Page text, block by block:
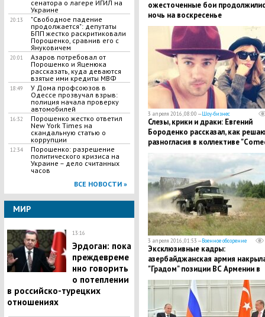
сенатора о лагере ИГИЛ на
Украине
20:13
"Свободное падение
продолжается": депутаты
БПП жестко раскритиковали
Порошенко, сравнив его с
Януковичем
20:01
Азаров потребовал от
Порошенко и Яценюка
рассказать, куда деваются
взятые ими кредиты МВФ
18:49
У Дома профсоюзов в
Одессе прозвучал взрыв:
полиция начала проверку
автомобилей
16:32
Порошенко жестко ответил
New York Times на
скандальную статью о
коррупции
12:34
Порошенко: разрешение
политического кризиса на
Украине – дело считанных
часов
ВСЕ НОВОСТИ »
МИР
13:16
Эрдоган: пока
преждевреме
нно говорить
о потеплении
в российско-турецких
отношениях
ожесточенные бои
ночь на воскресенье
3 апреля 2016, 08:00 —Шоу-бизнес
Слезы, крики и драки: Евгений
Бороденко рассказал, как
разногласия в коллективе
3 апреля 2016, 01:53 —Военное обозрение
Эксклюзивные кадры:
азербайджанская армия
"Градом" позиции ВС Армении в
Нагорном Карабахе